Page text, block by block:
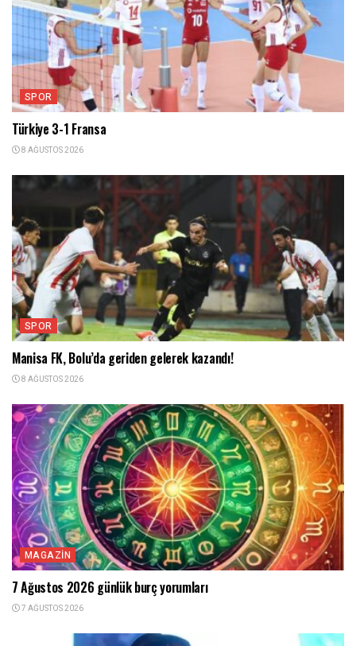
SPOR
Türkiye 3-1 Fransa
8 AĞUSTOS 2026
SPOR
Manisa FK, Bolu’da geriden gelerek kazandı!
8 AĞUSTOS 2026
MAGAZIN
7 Ağustos 2026 günlük burç yorumları
7 AĞUSTOS 2026